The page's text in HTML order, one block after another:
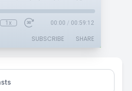
1x 00:00 / 00:59:12
SUBSCRIBE SHARE